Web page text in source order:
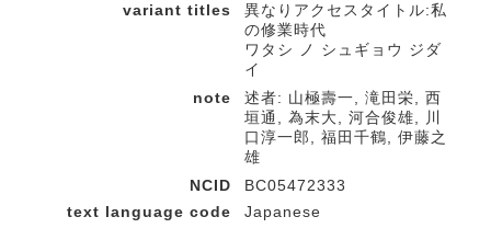
variant titles
異なりアクセスタイトル:私
の修業時代
ワタシ ノ シュギョウ ジダ
イ
note
述者: 山極壽一, 滝田栄, 西
垣通, 為末大, 河合俊雄, 川
口淳一郎, 福田千鶴, 伊藤之
雄
NCID
BC05472333
text language code
Japanese